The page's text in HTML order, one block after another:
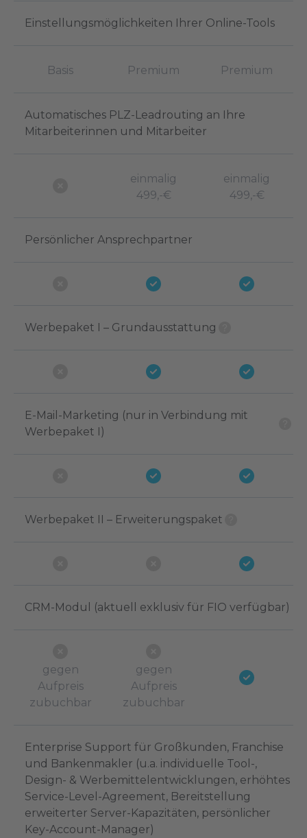
Einstellungsmöglichkeiten Ihrer Online-Tools
Basis Premium Premium
Automatisches PLZ-Leadrouting an Ihre
Mitarbeiterinnen und Mitarbeiter
einmalig
499,-€
einmalig
499,-€
Persönlicher Ansprechpartner
Werbepaket I – Grundausstattung
E-Mail-Marketing (nur in Verbindung mit
Werbepaket I)
Werbepaket II – Erweiterungspaket
CRM-Modul (aktuell exklusiv für FIO verfügbar)
gegen
Aufpreis
zubuchbar
gegen
Aufpreis
zubuchbar
Enterprise Support für Großkunden, Franchise
und Bankenmakler (u.a. individuelle Tool-,
Design- & Werbemittelentwicklungen, erhöhtes
Service-Level-Agreement, Bereitstellung
erweiterter Server-Kapazitäten, persönlicher
Key-Account-Manager)